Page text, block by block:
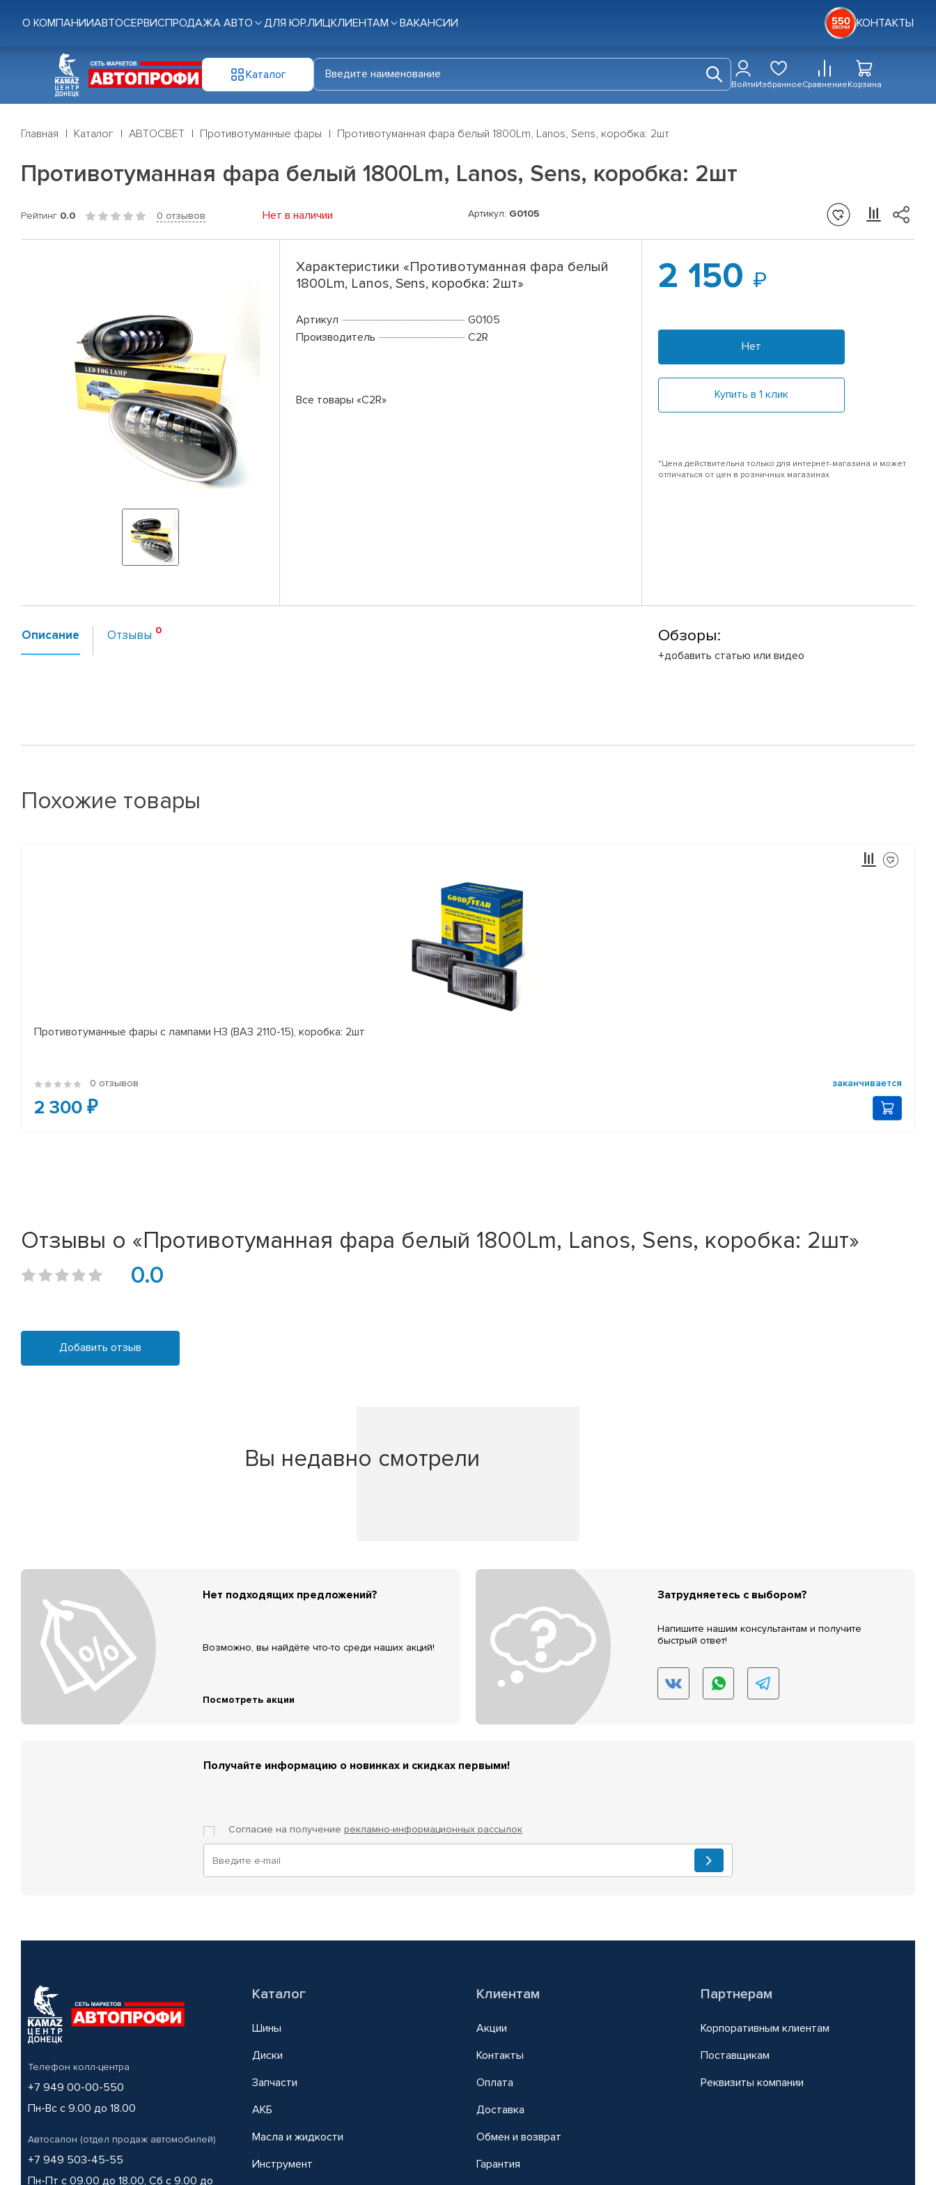
О КОМПАНИИАВТОСЕРВИСПРОДАЖА АВТО ДЛЯ ЮР.ЛИЦКЛИЕНТАМ ВАКАНСИИ КОНТАКТЫ
Каталог
ВойтиИзбранноеСравнениеКорзина
Главная Каталог АВТОСВЕТ Противотуманные фары Противотуманная фара белый 1800Lm, Lanos, Sens, коробка: 2шт
Противотуманная фара белый 1800Lm, Lanos, Sens, коробка: 2шт
Рейтинг 0.0 0 отзывов Нет в наличии Артикул: G0105
Характеристики «Противотуманная фара белый
1800Lm, Lanos, Sens, коробка: 2шт»
Артикул
G0105
Производитель
C2R
Все товары «C2R»
2 150
Нет
Купить в 1 клик
*Цена действительна только для интернет-магазина и может
отличаться от цен в розничных магазинах
Описание Отзывы Обзоры:
+добавить статью или видео
Похожие товары
Противотуманные фары с лампами H3 (ВАЗ 2110-15), коробка: 2шт
0 отзывов заканчивается
2 300 ₽
Отзывы о «Противотуманная фара белый 1800Lm, Lanos, Sens, коробка: 2шт»
0.0
Добавить отзыв
Вы недавно смотрели
Нет подходящих предложений?
Возможно, вы найдёте что-то среди наших акций!
Посмотреть акции
Затрудняетесь с выбором?
Напишите нашим консультантам и получите
быстрый ответ!
Получайте информацию о новинках и скидках первыми!
Согласие на получение рекламно-информационных рассылок
Телефон колл-центра
+7 949 00-00-550
Пн-Вс с 9.00 до 18.00
Автосалон (отдел продаж автомобилей)
+7 949 503-45-55
Пн-Пт с 09.00 до 18.00, Сб с 9.00 до
Каталог
Шины
Диски
Запчасти
АКБ
Масла и жидкости
Инструмент
Клиентам
Акции
Контакты
Оплата
Доставка
Обмен и возврат
Гарантия
Партнерам
Корпоративным клиентам
Поставщикам
Реквизиты компании